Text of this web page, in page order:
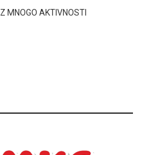
MNOGO AKTIVNOSTI